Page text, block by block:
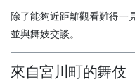
除了能夠近距離觀看難得一
並與舞妓交談。
來自宮川町的舞伎